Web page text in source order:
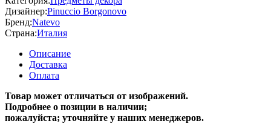
Дизайнер:Pinuccio Borgonovo
Бренд:Natevo
Страна:Италия
Описание
Доставка
Оплата
Товар может отличаться от изображений.
Подробнее о позиции в наличии;
пожалуйста; уточняйте у наших менеджеров.